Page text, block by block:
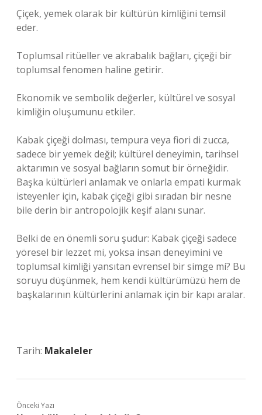
Çiçek, yemek olarak bir kültürün kimliğini temsil
eder.
Toplumsal ritüeller ve akrabalık bağları, çiçeği bir
toplumsal fenomen haline getirir.
Ekonomik ve sembolik değerler, kültürel ve sosyal
kimliğin oluşumunu etkiler.
Kabak çiçeği dolması, tempura veya fiori di zucca,
sadece bir yemek değil; kültürel deneyimin, tarihsel
aktarımın ve sosyal bağların somut bir örneğidir.
Başka kültürleri anlamak ve onlarla empati kurmak
isteyenler için, kabak çiçeği gibi sıradan bir nesne
bile derin bir antropolojik keşif alanı sunar.
Belki de en önemli soru şudur: Kabak çiçeği sadece
yöresel bir lezzet mi, yoksa insan deneyimini ve
toplumsal kimliği yansıtan evrensel bir simge mi? Bu
soruyu düşünmek, hem kendi kültürümüzü hem de
başkalarının kültürlerini anlamak için bir kapı aralar.
Tarih: Makaleler
Önceki Yazı